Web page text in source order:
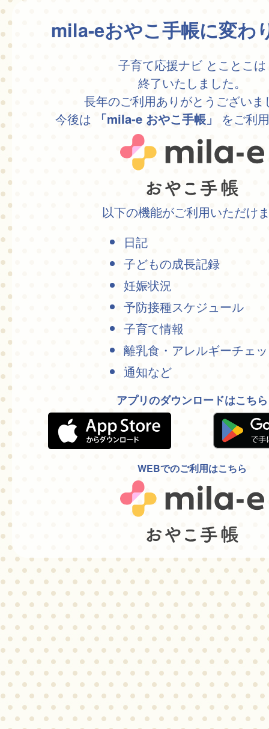
mila-eおやこ手帳に変わ
子育て応援ナビ とことこは
終了いたしました。
長年のご利用ありがとうございま
今後は
「mila-e おやこ手帳」 をご利
以下の機能がご利用いただけ
日記
子どもの成長記録
妊娠状況
予防接種スケジュール
子育て情報
離乳食・アレルギーチェ
通知など
アプリのダウンロードはこちら
WEBでのご利用はこちら